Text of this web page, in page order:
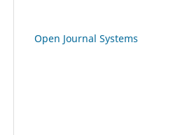
Open Journal Systems